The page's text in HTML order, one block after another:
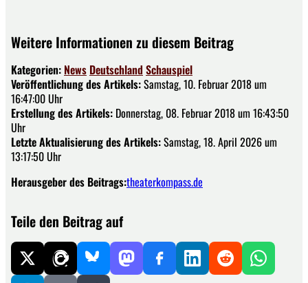
Weitere Informationen zu diesem Beitrag
Kategorien: News Deutschland Schauspiel
Veröffentlichung des Artikels:Samstag, 10. Februar 2018 um
16:47:00 Uhr
Erstellung des Artikels: Donnerstag, 08. Februar 2018 um 16:43:50
Uhr
Letzte Aktualisierung des Artikels:Samstag, 18. April 2026 um
13:17:50 Uhr
Herausgeber des Beitrags:theaterkompass.de
Teile den Beitrag auf